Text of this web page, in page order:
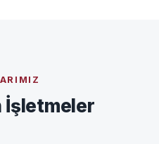
İşletmeler